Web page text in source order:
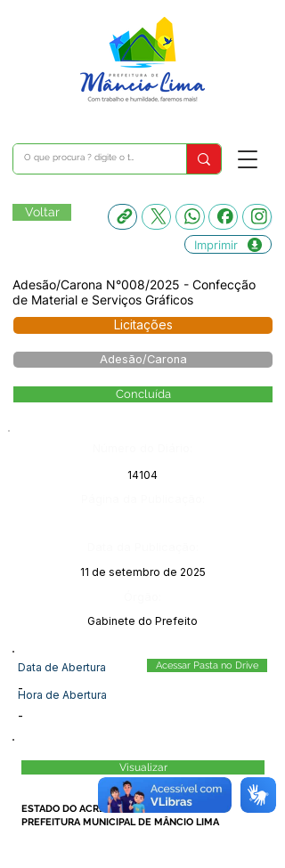
Voltar
Imprimir
Adesão/Carona N°008/2025 - Confecção
de Material e Serviços Gráficos
Licitações
Adesão/Carona
Concluída
14104
11 de setembro de 2025
Gabinete do Prefeito
Data de Abertura
-
Hora de Abertura
-
Acessar Pasta no Drive
Visualizar
ESTADO DO ACRE
PREFEITURA MUNICIPAL DE MÂNCIO LIMA